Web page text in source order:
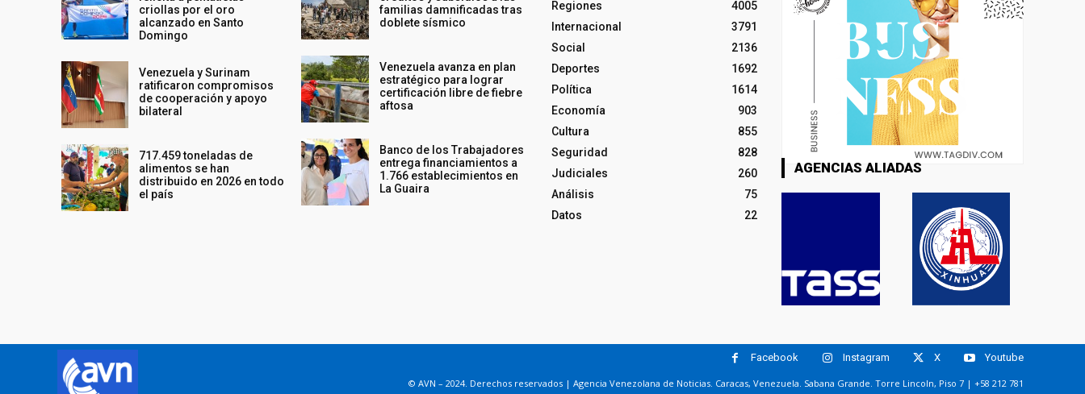
criollas por el oro
alcanzado en Santo
Domingo
Venezuela y Surinam
ratificaron compromisos
de cooperación y apoyo
bilateral
717.459 toneladas de
alimentos se han
distribuido en 2026 en todo
el país
familias damnificadas tras
doblete sísmico
Venezuela avanza en plan
estratégico para lograr
certificación libre de fiebre
aftosa
Banco de los Trabajadores
entrega financiamientos a
1.766 establecimientos en
La Guaira
Regiones
4005
Internacional
3791
Social
2136
Deportes
1692
Política
1614
Economía
903
Cultura
855
Seguridad
828
Judiciales
260
Análisis
75
Datos
22
AGENCIAS ALIADAS
Facebook Instagram X Youtube
© AVN – 2024. Derechos reservados | Agencia Venezolana de Noticias. Caracas, Venezuela. Sabana Grande. Torre Lincoln, Piso 7 | +58 212 781